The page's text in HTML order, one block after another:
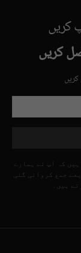
کریں
کریں
کہ آپ نے ہمارے
جمع کروائی گئی
ہیں۔